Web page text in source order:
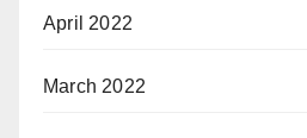
April 2022
March 2022